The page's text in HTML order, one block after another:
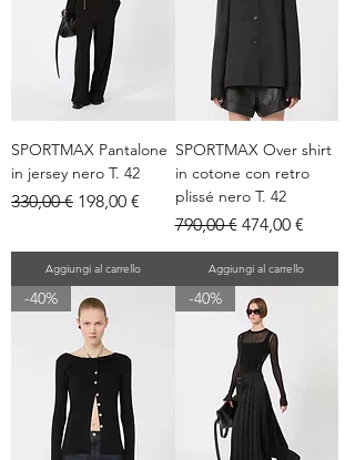
SPORTMAX Pantalone
in jersey nero T. 42
Prezzo regolare
330,00 € Prezzo scontato
198,00 €
Aggiungi al carrello
SPORTMAX Over shirt
in cotone con retro
plissé nero T. 42
Prezzo regolare
790,00 € Prezzo scontato
474,00 €
Aggiungi al carrello
-40% -40%